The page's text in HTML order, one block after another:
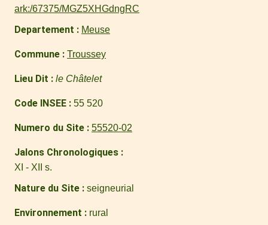
ark:/67375/MGZ5XHGdngRC
Departement Meuse
Commune Troussey
Lieu Dit le Châtelet
Code INSEE 55 520
Numero du Site 55520-02
Jalons Chronologiques
XI - XII s.
Nature du Site seigneurial
Environnement rural